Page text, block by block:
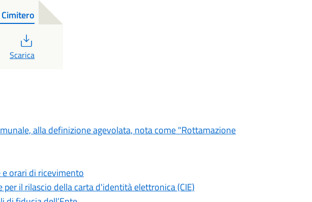
Scarica
alla definizione agevolata, nota come "Rottamazione
orari di ricevimento
il rilascio della carta d'identità elettronica (CIE)